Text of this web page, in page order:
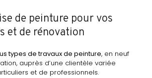
de peinture pour vos
et de rénovation
types de travaux de peinture, en neuf
auprès d’une clientèle variée
et de professionnels.